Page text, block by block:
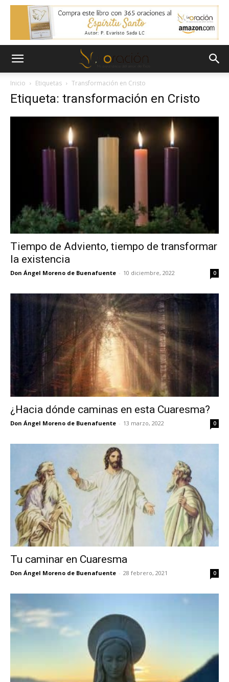
Inicio Etiquetas Transformación en Cristo
Etiqueta: transformación en Cristo
Tiempo de Adviento, tiempo de transformar
la existencia
Don Ángel Moreno de Buenafuente - 10 diciembre, 2022 0
¿Hacia dónde caminas en esta Cuaresma?
Don Ángel Moreno de Buenafuente - 13 marzo, 2022 0
Tu caminar en Cuaresma
Don Ángel Moreno de Buenafuente - 28 febrero, 2021 0